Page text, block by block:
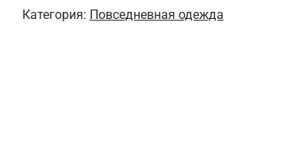
Категория: Повседневная одежда